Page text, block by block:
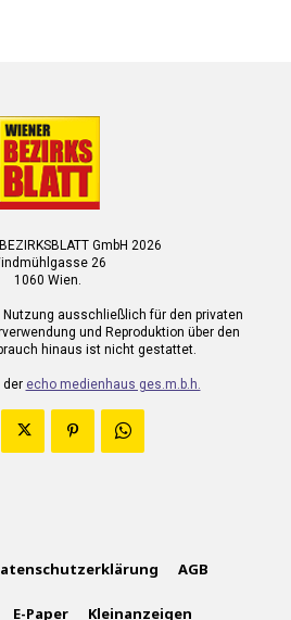
GmbH 2026
26
1060 Wien.
Nutzung ausschließlich für den privaten
und Reproduktion über den
hinaus ist nicht gestattet.
der echo medienhaus ges.m.b.h.
AGB
E-Paper Kleinanzeigen